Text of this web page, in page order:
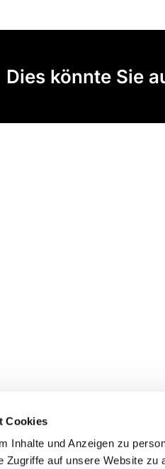
Cookies
Inhalte und Anzeigen zu
Zugriffe auf unsere Website zu
Dies könnte Sie